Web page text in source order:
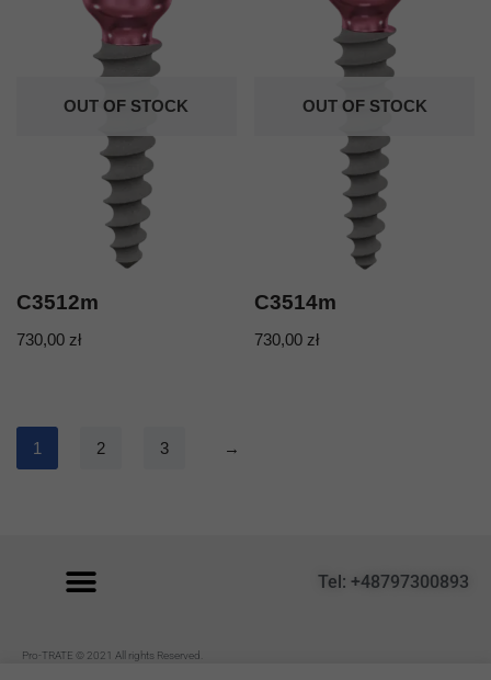
OUT OF STOCK
C3512m
730,00 zł
OUT OF STOCK
C3514m
730,00 zł
1 2 3 →
Tel: +48797300893
Pro-TRATE © 2021 All rights Reserved.